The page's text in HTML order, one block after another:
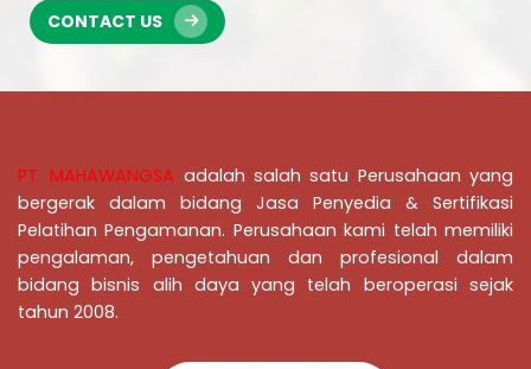
CONTACT US
PT. MAHAWANGSA adalah salah satu Perusahaan yang
bergerak dalam bidang Jasa Penyedia & Sertifikasi
Pelatihan Pengamanan. Perusahaan kami telah memiliki
pengalaman, pengetahuan dan profesional dalam
bidang bisnis alih daya yang telah beroperasi sejak
tahun 2008.